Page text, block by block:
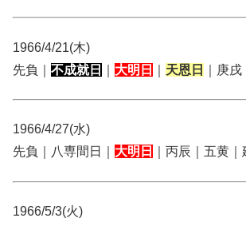
1966/4/21(木)
先負｜ 不成就日 大明日 天恩日 ｜庚
1966/4/27(水)
先負｜八専間日｜ 大明日 ｜丙辰｜五黄
1966/5/3(火)